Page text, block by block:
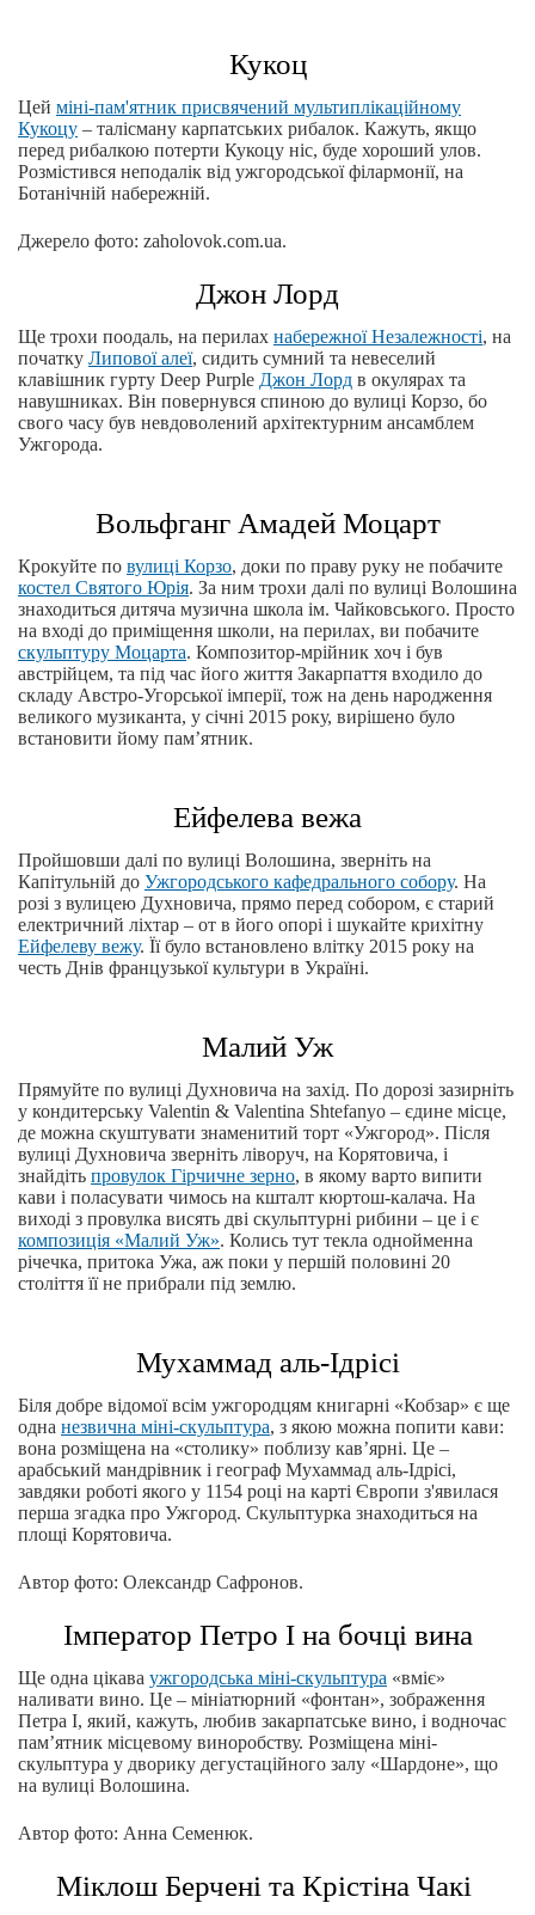
Кукоц
Цей міні-пам'ятник присвячений мультиплікаційному
Кукоцу – талісману карпатських рибалок. Кажуть, якщо
перед рибалкою потерти Кукоцу ніс, буде хороший улов.
Розмістився неподалік від ужгородської філармонії, на
Ботанічній набережній.
Джерело фото: zaholovok.com.ua.
Джон Лорд
Ще трохи поодаль, на перилах набережної Незалежності, на
початку Липової алеї, сидить сумний та невеселий
клавішник гурту Deep Purple Джон Лорд в окулярах та
навушниках. Він повернувся спиною до вулиці Корзо, бо
свого часу був невдоволений архітектурним ансамблем
Ужгорода.
Вольфганг Амадей Моцарт
Крокуйте по вулиці Корзо, доки по праву руку не побачите
костел Святого Юрія. За ним трохи далі по вулиці Волошина
знаходиться дитяча музична школа ім. Чайковського. Просто
на вході до приміщення школи, на перилах, ви побачите
скульптуру Моцарта. Композитор-мрійник хоч і був
австрійцем, та під час його життя Закарпаття входило до
складу Австро-Угорської імперії, тож на день народження
великого музиканта, у січні 2015 року, вирішено було
встановити йому пам’ятник.
Ейфелева вежа
Пройшовши далі по вулиці Волошина, зверніть на
Капітульній до Ужгородського кафедрального собору. На
розі з вулицею Духновича, прямо перед собором, є старий
електричний ліхтар – от в його опорі і шукайте крихітну
Ейфелеву вежу. Її було встановлено влітку 2015 року на
честь Днів французької культури в Україні.
Малий Уж
Прямуйте по вулиці Духновича на захід. По дорозі зазирніть
у кондитерську Valentin & Valentina Shtefanyo – єдине місце,
де можна скуштувати знаменитий торт «Ужгород». Після
вулиці Духновича зверніть ліворуч, на Корятовича, і
знайдіть провулок Гірчичне зерно, в якому варто випити
кави і поласувати чимось на кшталт кюртош-калача. На
виході з провулка висять дві скульптурні рибини – це і є
композиція «Малий Уж». Колись тут текла однойменна
річечка, притока Ужа, аж поки у першій половині 20
століття її не прибрали під землю.
Мухаммад аль-Ідрісі
Біля добре відомої всім ужгородцям книгарні «Кобзар» є ще
одна незвична міні-скульптура, з якою можна попити кави:
вона розміщена на «столику» поблизу кав’ярні. Це –
арабський мандрівник і географ Мухаммад аль-Ідрісі,
завдяки роботі якого у 1154 році на карті Європи з'явилася
перша згадка про Ужгород. Скульптурка знаходиться на
площі Корятовича.
Автор фото: Олександр Сафронов.
Імператор Петро І на бочці вина
Ще одна цікава ужгородська міні-скульптура «вміє»
наливати вино. Це – мініатюрний «фонтан», зображення
Петра І, який, кажуть, любив закарпатське вино, і водночас
пам’ятник місцевому виноробству. Розміщена міні-
скульптура у дворику дегустаційного залу «Шардоне», що
на вулиці Волошина.
Автор фото: Анна Семенюк.
Міклош Берчені та Крістіна Чакі